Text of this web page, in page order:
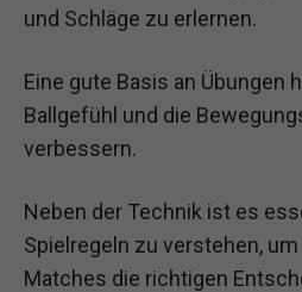
und Schläge zu erlernen.
Eine gute Basis an Übungen
Ballgefühl und die
verbessern.
Neben der Technik ist es
Spielregeln zu verstehen,
Matches die richtigen